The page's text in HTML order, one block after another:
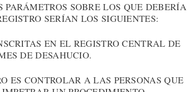
SOBRE LOS QUE DEBERÍA
SERÍAN LOS SIGUIENTES:
EN EL REGISTRO CENTRAL DE
DE DESAHUCIO.
ES CONTROLAR A LAS PERSONAS QUE